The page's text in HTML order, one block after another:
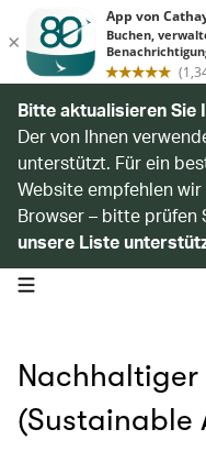
Bitte aktualisieren Sie
Der von Ihnen
unterstützt. Für ein
Website empfehlen
Browser – bitte prüfen
unsere Liste
open navigation menu
(Sustainable